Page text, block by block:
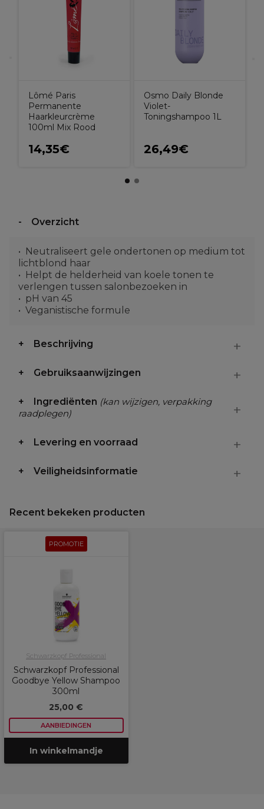
Lômé Paris
Permanente
Haarkleurcrème
100ml Mix Rood
14,35€
Osmo Daily Blonde
Violet-
Toningshampoo 1L
26,49€
Overzicht
Neutraliseert gele ondertonen op medium tot
lichtblond haar
Helpt de helderheid van koele tonen te
verlengen tussen salonbezoeken in
pH van 45
Veganistische formule
Beschrijving
Gebruiksaanwijzingen
Ingrediënten (kan wijzigen, verpakking
raadplegen)
Levering en voorraad
Veiligheidsinformatie
Recent bekeken producten
PROMOTIE
Schwarzkopf Professional
Schwarzkopf Professional
Goodbye Yellow Shampoo
300ml
25,00 €
AANBIEDINGEN
In winkelmandje